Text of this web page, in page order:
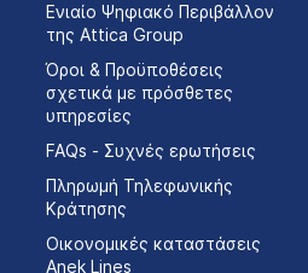
Ενιαίο Ψηφιακό Περιβάλλον
της Attica Group
Όροι & Προϋποθέσεις
σχετικά με πρόσθετες
υπηρεσίες
FAQs - Συχνές ερωτήσεις
Πληρωμή Τηλεφωνικής
Κράτησης
Οικονομικές καταστάσεις
Αnek Lines